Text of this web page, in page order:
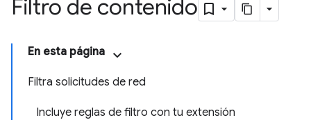
Filtro de contenido
En esta página
Filtra solicitudes de red
Incluye reglas de filtro con tu extensión